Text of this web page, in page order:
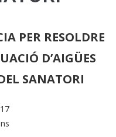
PER RESOLDRE
D’AIGÜES
SANATORI